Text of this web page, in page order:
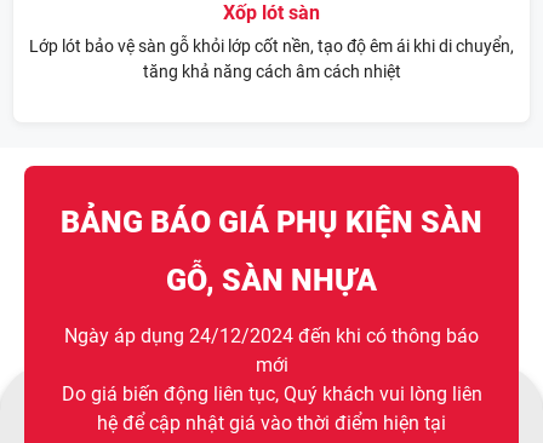
Xốp lót sàn
Lớp lót bảo vệ sàn gỗ khỏi lớp cốt nền, tạo độ êm ái khi di chuyển,
tăng khả năng cách âm cách nhiệt
BẢNG BÁO GIÁ PHỤ KIỆN SÀN
GỖ, SÀN NHỰA
Ngày áp dụng 24/12/2024 đến khi có thông báo
mới
Do giá biến động liên tục, Quý khách vui lòng liên
hệ để cập nhật giá vào thời điểm hiện tại